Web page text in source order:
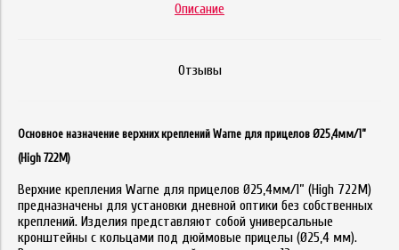
Описание
Отзывы
Основное назначение верхних креплений Warne для прицелов Ø25,4мм/1”
(High 722M)
Верхние крепления Warne для прицелов Ø25,4мм/1” (High 722M)
предназначены для установки дневной оптики без собственных
креплений. Изделия представляют собой универсальные
кронштейны с кольцами под дюймовые прицелы (Ø25,4 мм).